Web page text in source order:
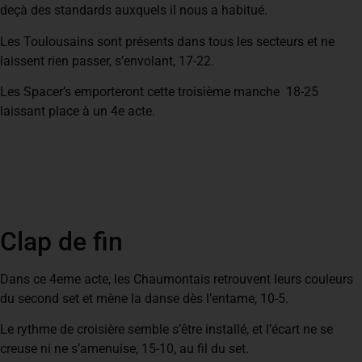
deçà des standards auxquels il nous a habitué.
Les Toulousains sont présents dans tous les secteurs et ne
laissent rien passer, s’envolant, 17-22.
Les Spacer’s emporteront cette troisième manche 18-25
laissant place à un 4e acte.
Clap de fin
Dans ce 4eme acte, les Chaumontais retrouvent leurs couleurs
du second set et mène la danse dès l’entame, 10-5.
Le rythme de croisière semble s’être installé, et l’écart ne se
creuse ni ne s’amenuise, 15-10, au fil du set.